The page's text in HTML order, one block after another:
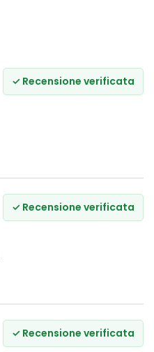
✓ Recensione verificata
✓ Recensione verificata
✓ Recensione verificata